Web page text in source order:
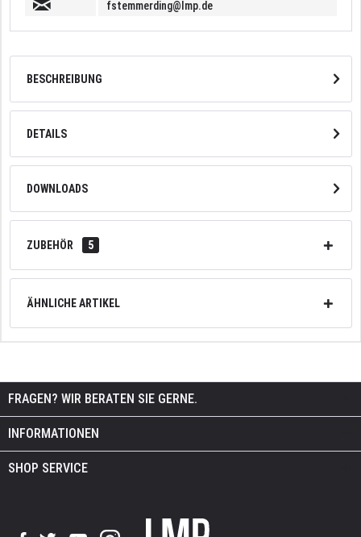
fstemmerding@lmp.de
BESCHREIBUNG
DETAILS
DOWNLOADS
ZUBEHÖR 5
ÄHNLICHE ARTIKEL
FRAGEN? WIR BERATEN SIE GERNE.
INFORMATIONEN
SHOP SERVICE